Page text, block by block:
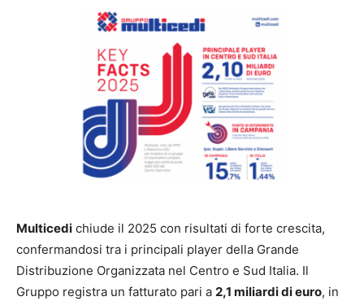
Multicedi chiude il 2025 con risultati di forte crescita,
confermandosi tra i principali player della Grande
Distribuzione Organizzata nel Centro e Sud Italia. Il
Gruppo registra un fatturato pari a 2,1 miliardi di euro, in